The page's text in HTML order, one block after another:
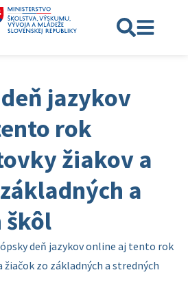
jazykov
rok
žiakov a
a
škôl
deň jazykov online aj tento rok
zo základných a stredných